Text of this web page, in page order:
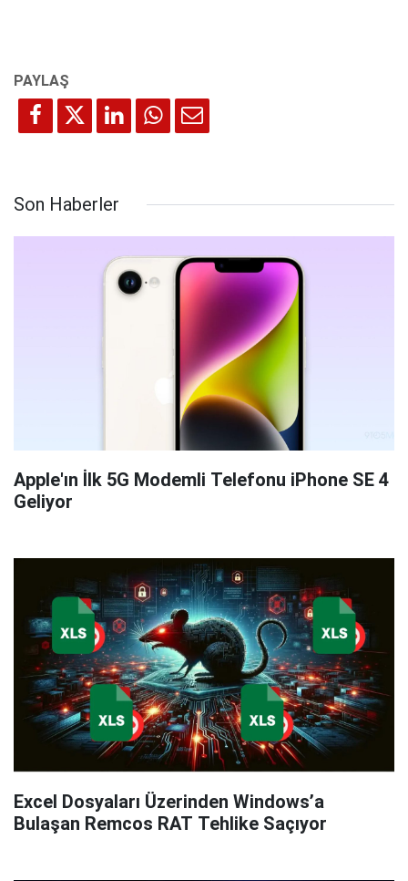
Son Haberler
Apple'ın İlk 5G Modemli Telefonu iPhone SE 4
Geliyor
Excel Dosyaları Üzerinden Windows’a
Bulaşan Remcos RAT Tehlike Saçıyor